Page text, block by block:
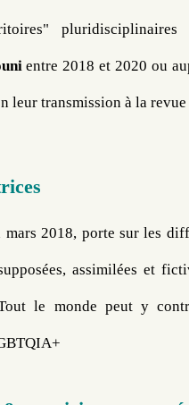
entre 2018 et 2020 ou
leur transmission à la
2018, porte sur les
assimilées et
le monde peut y